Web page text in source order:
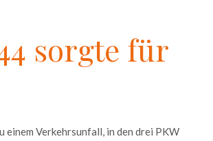
sorgte für
einem Verkehrsunfall, in den drei PKW